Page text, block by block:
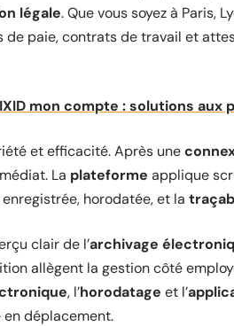
légale. Que vous soyez à Paris,
de paie, contrats de travail et
mon compte : solutions
et efficacité. Après une
La plateforme applique
horodatée, et la
clair de l’archivage
allègent la gestion côté
, l’horodatage et l’
déplacement.